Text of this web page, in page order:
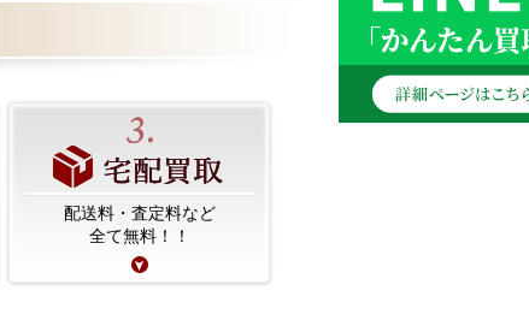
配送料・査定料など
全て無料！！